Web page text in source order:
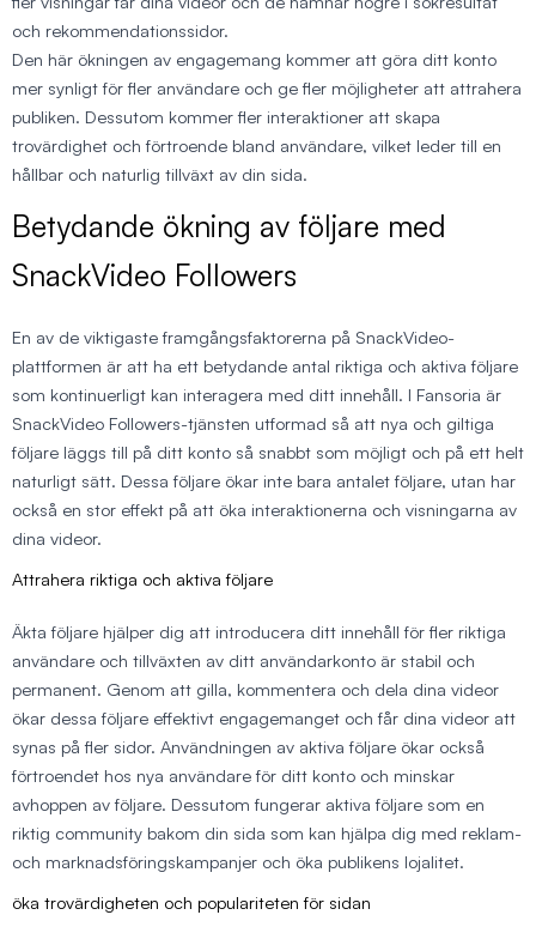
och rekommendationssidor.
Den här ökningen av engagemang kommer att göra ditt konto
mer synligt för fler användare och ge fler möjligheter att attrahera
publiken. Dessutom kommer fler interaktioner att skapa
trovärdighet och förtroende bland användare, vilket leder till en
hållbar och naturlig tillväxt av din sida.
Betydande ökning av följare med
SnackVideo Followers
En av de viktigaste framgångsfaktorerna på SnackVideo-
plattformen är att ha ett betydande antal riktiga och aktiva följare
som kontinuerligt kan interagera med ditt innehåll. I Fansoria är
SnackVideo Followers-tjänsten utformad så att nya och giltiga
följare läggs till på ditt konto så snabbt som möjligt och på ett helt
naturligt sätt. Dessa följare ökar inte bara antalet följare, utan har
också en stor effekt på att öka interaktionerna och visningarna av
dina videor.
Attrahera riktiga och aktiva följare
Äkta följare hjälper dig att introducera ditt innehåll för fler riktiga
användare och tillväxten av ditt användarkonto är stabil och
permanent. Genom att gilla, kommentera och dela dina videor
ökar dessa följare effektivt engagemanget och får dina videor att
synas på fler sidor. Användningen av aktiva följare ökar också
förtroendet hos nya användare för ditt konto och minskar
avhoppen av följare. Dessutom fungerar aktiva följare som en
riktig community bakom din sida som kan hjälpa dig med reklam-
och marknadsföringskampanjer och öka publikens lojalitet.
öka trovärdigheten och populariteten för sidan